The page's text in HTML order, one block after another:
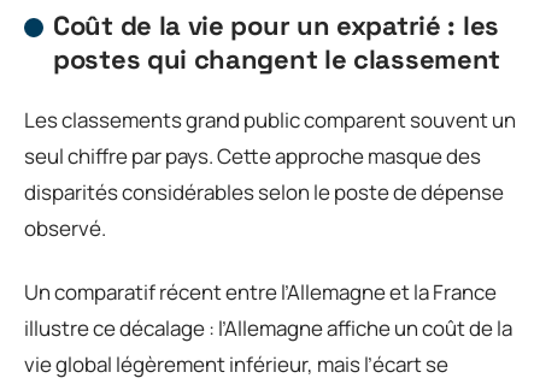
Coût de la vie pour un expatrié : les
postes qui changent le classement
Les classements grand public comparent souvent un
seul chiffre par pays. Cette approche masque des
disparités considérables selon le poste de dépense
observé.
Un comparatif récent entre l’Allemagne et la France
illustre ce décalage : l’Allemagne affiche un coût de la
vie global légèrement inférieur, mais l’écart se